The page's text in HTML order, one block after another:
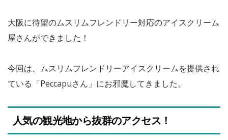
大阪に待望のムスリムフレンドリー対応のアイスクリーム
屋さんができました！
今回は、ムスリムフレンドリーアイスクリームを提供され
ている「Peccapuさん」にお邪魔してきました。
人気の観光地から抜群のアクセス！